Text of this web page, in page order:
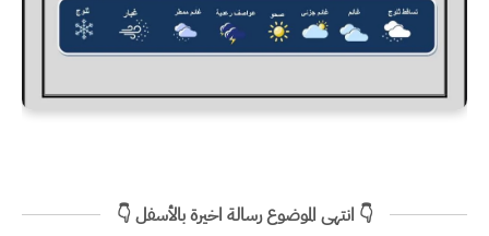
👇 انتهى الموضوع رسالة اخيرة بالأسفل 👇